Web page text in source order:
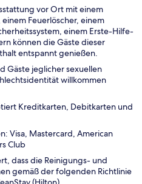
vor Ort mit einem
Feuerlöscher, einem
einem Erste-Hilfe-
können die Gäste dieser
entspannt genießen.
Gäste jeglicher sexuellen
willkommen
Kreditkarten, Debitkarten und
Visa, Mastercard, American
Club
dass die Reinigungs- und
gemäß der folgenden Richtlinie